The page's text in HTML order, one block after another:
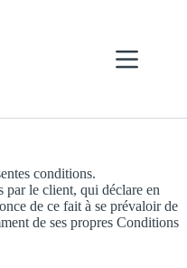
conditions.
par le client, qui déclare en
de ce fait à se prévaloir de
de ses propres Conditions